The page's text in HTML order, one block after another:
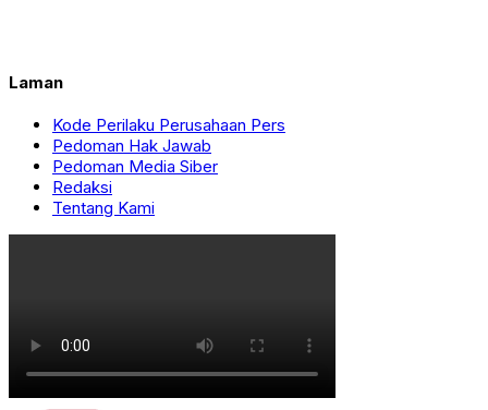
Laman
Kode Perilaku Perusahaan Pers
Pedoman Hak Jawab
Pedoman Media Siber
Redaksi
Tentang Kami